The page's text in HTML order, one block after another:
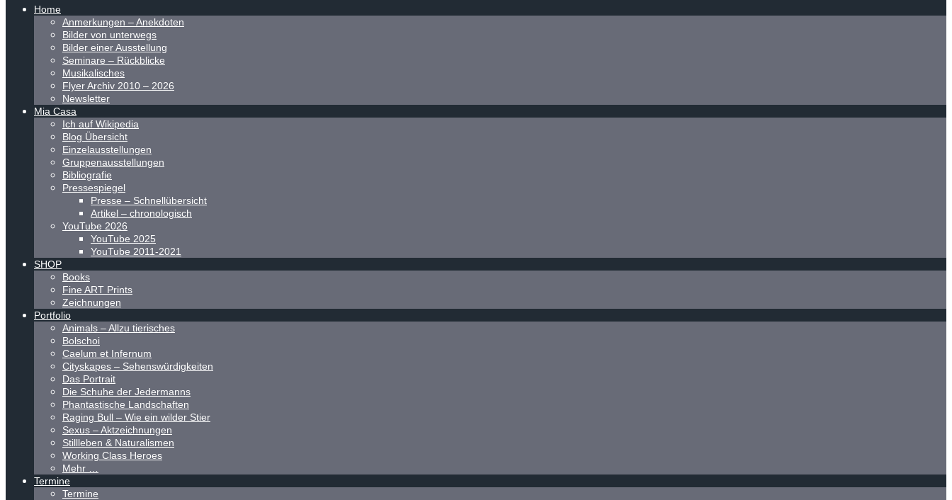
Home
Anmerkungen – Anekdoten
Bilder von unterwegs
Bilder einer Ausstellung
Seminare – Rückblicke
Musikalisches
Flyer Archiv 2010 – 2026
Newsletter
Mia Casa
Ich auf Wikipedia
Blog Übersicht
Einzelausstellungen
Gruppenausstellungen
Bibliografie
Pressespiegel
Presse – Schnellübersicht
Artikel – chronologisch
YouTube 2026
YouTube 2025
YouTube 2011-2021
SHOP
Books
Fine ART Prints
Zeichnungen
Portfolio
Animals – Allzu tierisches
Bolschoi
Caelum et Infernum
Cityskapes – Sehenswürdigkeiten
Das Portrait
Die Schuhe der Jedermanns
Phantastische Landschaften
Raging Bull – Wie ein wilder Stier
Sexus – Aktzeichnungen
Stillleben & Naturalismen
Working Class Heroes
Mehr …
Termine
Termine